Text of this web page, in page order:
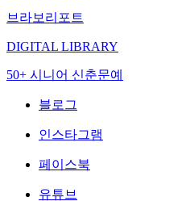
브라보리포트
DIGITAL LIBRARY
50+ 시니어 신춘문예
블로그
인스타그램
페이스북
유튜브